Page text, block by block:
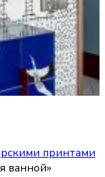
принтами
ванной»